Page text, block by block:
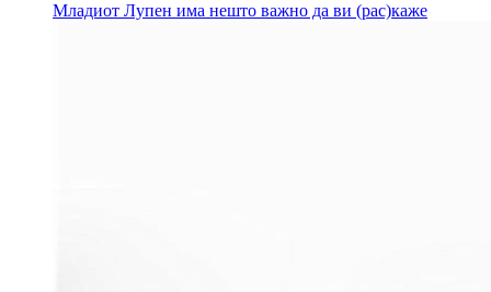
Младиот Лупен има нешто важно да ви (рас)каже